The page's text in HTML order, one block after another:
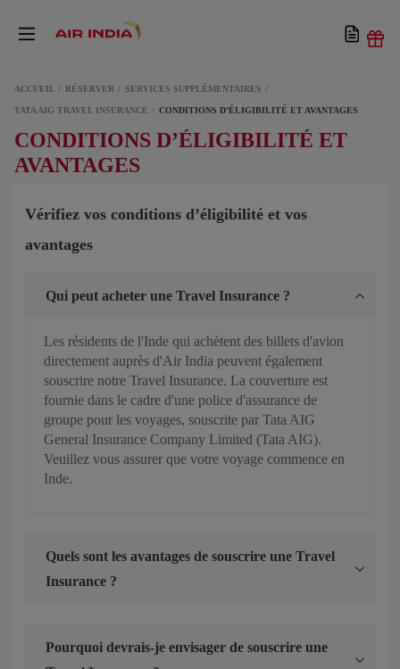
ACCUEIL RÉSERVER SERVICES SUPPLÉMENTAIRES
TATA AIG TRAVEL INSURANCE CONDITIONS D’ÉLIGIBILITÉ ET AVANTAGES
CONDITIONS D’ÉLIGIBILITÉ ET
AVANTAGES
Vérifiez vos conditions d’éligibilité et vos
avantages
Qui peut acheter une Travel Insurance ?
Les résidents de l'Inde qui achètent des billets d'avion
directement auprès d'Air India peuvent également
souscrire notre Travel Insurance. La couverture est
fournie dans le cadre d'une police d'assurance de
groupe pour les voyages, souscrite par Tata AIG
General Insurance Company Limited (Tata AIG).
Veuillez vous assurer que votre voyage commence en
Inde.
Quels sont les avantages de souscrire une Travel
Insurance ?
Pourquoi devrais-je envisager de souscrire une